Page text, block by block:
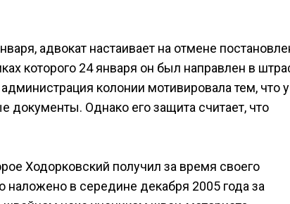
адвокат настаивает на отмене
которого 24 января он был направлен в
колонии мотивировала тем, что у
Однако его защита считает, что
Ходорковский получил за время своего
в середине декабря 2005 года за